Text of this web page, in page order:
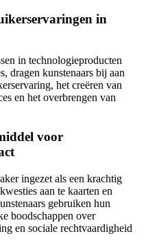
in
in technologieproducten
dragen kunstenaars bij aan
het creëren van
en het overbrengen van
voor
ingezet als een krachtig
aan te kaarten en
gebruiken hun
boodschappen over
en sociale rechtvaardigheid